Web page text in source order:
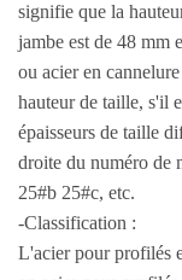
signifie que la
jambe est de 48 mm
ou acier en
hauteur de taille, s'il
épaisseurs de taille
droite du numéro de
25#b 25#c, etc.
-Classification :
L'acier pour profilés